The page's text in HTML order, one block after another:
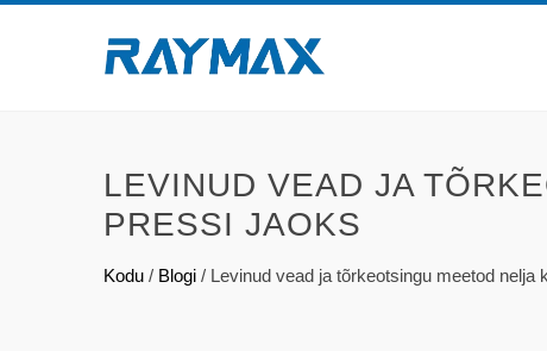
LEVINUD VEAD JA
PRESSI JAOKS
Kodu / Blogi / Levinud vead ja tõrkeotsingu meetod nelja